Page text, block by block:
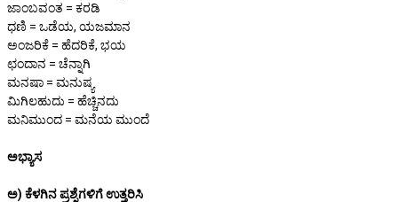
ಜಾಂಬವಂತ = ಕರಡಿ
ಧಣಿ = ಒಡೆಯ, ಯಜಮಾನ
ಅಂಜರಿಕೆ = ಹೆದರಿಕೆ, ಭಯ
ಛಂದಾನ = ಚೆನ್ನಾಗಿ
ಮನಷಾ = ಮನುಷ್ಯ
ಮಿಗಿಲಹುದು = ಹೆಚ್ಚಿನದು
ಮನಿಮುಂದ = ಮನೆಯ ಮುಂದೆ
ಅಭ್ಯಾಸ
ಅ) ಕೆಳಗಿನ ಪ್ರಶ್ನೆಗಳಿಗೆ ಉತ್ತರಿಸಿ